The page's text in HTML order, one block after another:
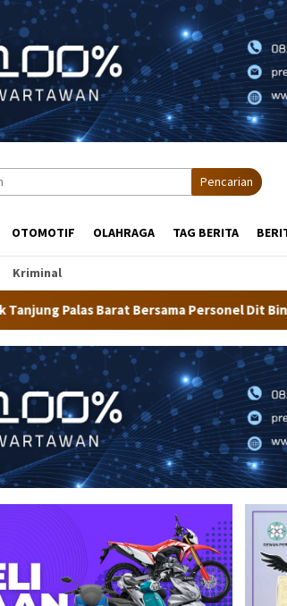
Pencarian
OTOMOTIF OLAHRAGA TAG BERITA
Kriminal
Personel Dit Binmas Polda Kaltara